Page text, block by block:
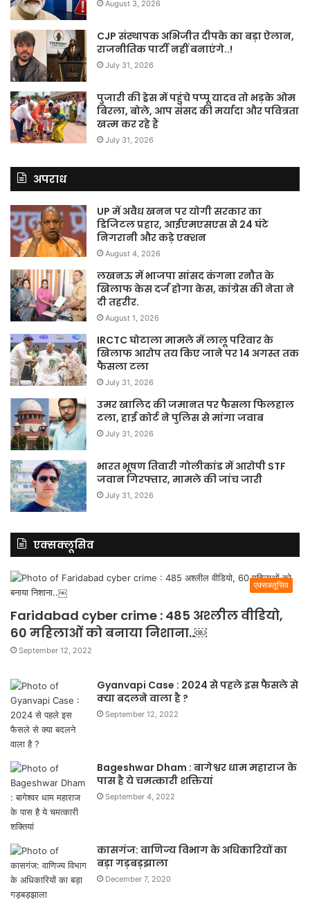
August 3, 2026
CJP संस्थापक अभिजीत दीपके का बड़ा ऐलान,
राजनीतिक पार्टी नहीं बनाएंगे..!
July 31, 2026
पुजारी की ड्रेस में पहुंचे पप्पू यादव तो भड़के ओम
बिरला, बोले, आप संसद की मर्यादा और पवित्रता
खत्म कर रहे हैं
July 31, 2026
अपराध
UP में अवैध खनन पर योगी सरकार का
डिजिटल प्रहार, आईएमएसएस से 24 घंटे
निगरानी और कड़े एक्शन
August 4, 2026
लखनऊ में भाजपा सांसद कंगना रनौत के
खिलाफ केस दर्ज होगा केस, कांग्रेस की नेता ने
दी तहरीर.
August 1, 2026
IRCTC घोटाला मामले में लालू परिवार के
खिलाफ आरोप तय किए जाने पर 14 अगस्त तक
फैसला टला
July 31, 2026
उमर खालिद की जमानत पर फैसला फिलहाल
टला, हाई कोर्ट ने पुलिस से मांगा जवाब
July 31, 2026
भारत भूषण तिवारी गोलीकांड में आरोपी STF
जवान गिरफ्तार, मामले की जांच जारी
July 31, 2026
एक्सक्लूसिव
एक्सक्लूसिव
Faridabad cyber crime : 485 अश्लील वीडियो,
60 महिलाओं को बनाया निशाना..￼
September 12, 2022
Gyanvapi Case : 2024 से पहले इस फैसले से
क्या बदलने वाला है ?
September 12, 2022
Bageshwar Dham : बागेश्वर धाम महाराज के
पास है ये चमत्कारी शक्तियां
September 4, 2022
कासगंज: वाणिज्य विभाग के अधिकारियों का
बड़ा गड़बड़झाला
December 7, 2020